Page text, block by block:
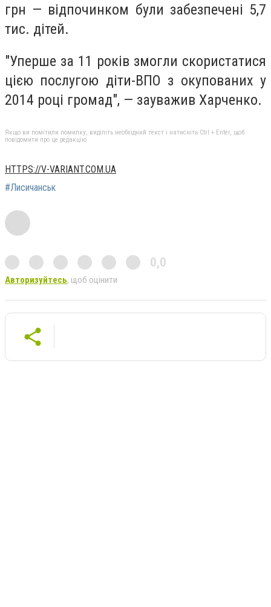
грн — відпочинком були забезпечені 5,7
тис. дітей.
"Уперше за 11 років змогли скористатися
цією послугою діти-ВПО з окупованих у
2014 році громад", — зауважив Харченко.
Якщо ви помітили помилку, виділіть необхідний текст і натисніть Ctrl + Enter, щоб
повідомити про це редакцію
HTTPS://V-VARIANT.COM.UA
#Лисичанськ
0,0
Авторизуйтесь, щоб оцінити